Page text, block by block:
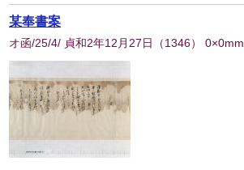
某奉書案
オ函/25/4/ 貞和2年12月27日 （1346） 0×0mm